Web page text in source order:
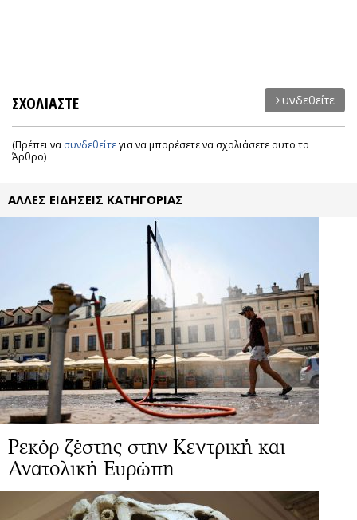
ΣΧΟΛΙΑΣΤΕ Συνδεθείτε
(Πρέπει να συνδεθείτεγια να μπορέσετε να σχολιάσετε αυτο το
Άρθρο)
ΑΛΛΕΣ ΕΙΔΗΣΕΙΣ ΚΑΤΗΓΟΡΙΑΣ
Ρεκόρ ζέστης στην Κεντρική και
Ανατολική Ευρώπη